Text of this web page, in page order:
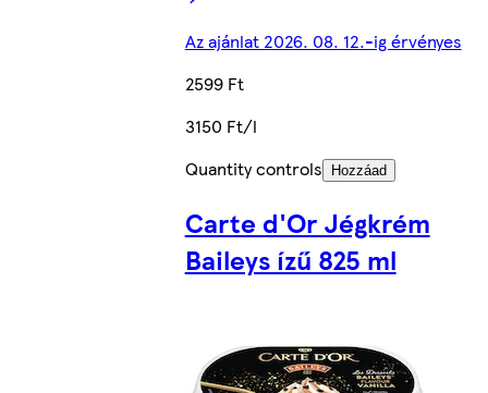
Az ajánlat 2026. 08. 12.-ig érvényes
2599 Ft
3150 Ft/l
Quantity controls
Hozzáad
Carte d'Or Jégkrém
Baileys ízű 825 ml